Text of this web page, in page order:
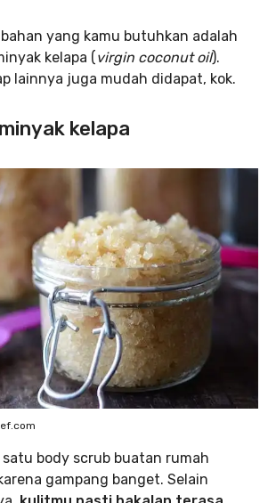
yang kamu butuhkan adalah
kelapa (virgin coconut oil).
lainnya juga mudah didapat, kok.
kelapa
satu body scrub buatan rumah
gampang banget. Selain